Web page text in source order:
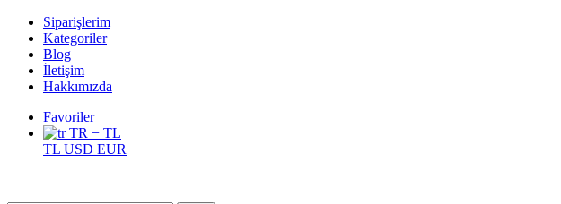
Siparişlerim
Kategoriler
Blog
İletişim
Hakkımızda
Favoriler
TR − TL
TL USD EUR